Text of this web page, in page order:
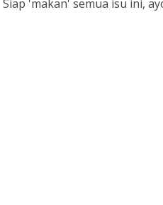
Siap 'makan' semua isu ini,